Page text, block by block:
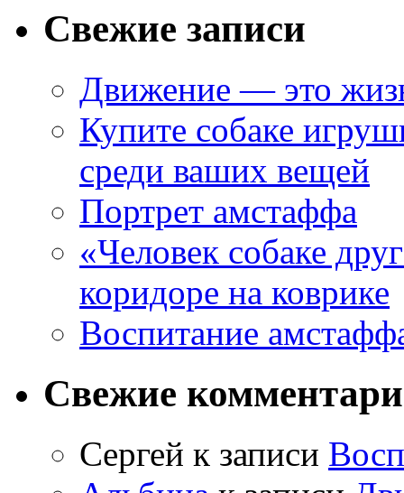
Свежие записи
Движение — это
Купите собаке
среди ваших вещей
Портрет амстаффа
«Человек собаке
коридоре на коврике
Воспитание
Свежие
Сергей к записи